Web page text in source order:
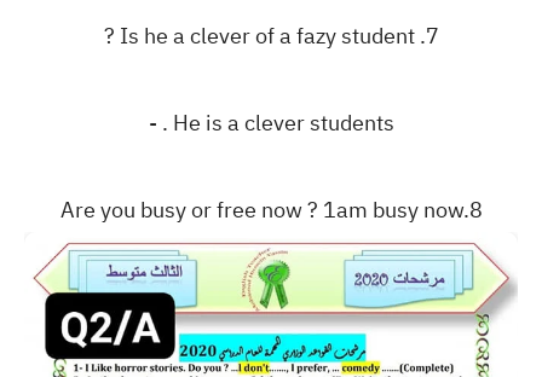
‎? Is he a clever of a fazy student .7
‎. He is a clever students -
‎Are you busy or free now ? 1am busy now.8